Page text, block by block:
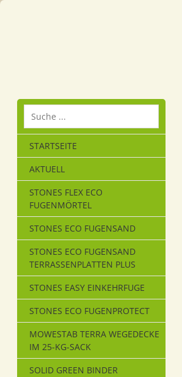
STARTSEITE
AKTUELL
STONES FLEX ECO
FUGENMÖRTEL
STONES ECO FUGENSAND
STONES ECO FUGENSAND
TERRASSENPLATTEN PLUS
STONES EASY EINKEHRFUGE
STONES ECO FUGENPROTECT
MOWESTAB TERRA WEGEDECKE
IM 25-KG-SACK
SOLID GREEN BINDER